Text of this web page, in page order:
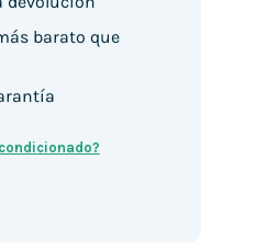
barato que